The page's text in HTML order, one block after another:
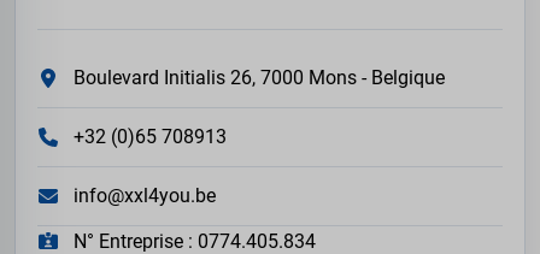
Boulevard Initialis 26, 7000 Mons - Belgique
+32 (0)65 708913
info@xxl4you.be
N° Entreprise : 0774.405.834